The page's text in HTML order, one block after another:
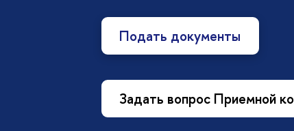
Подать документы
Задать вопрос Приемной